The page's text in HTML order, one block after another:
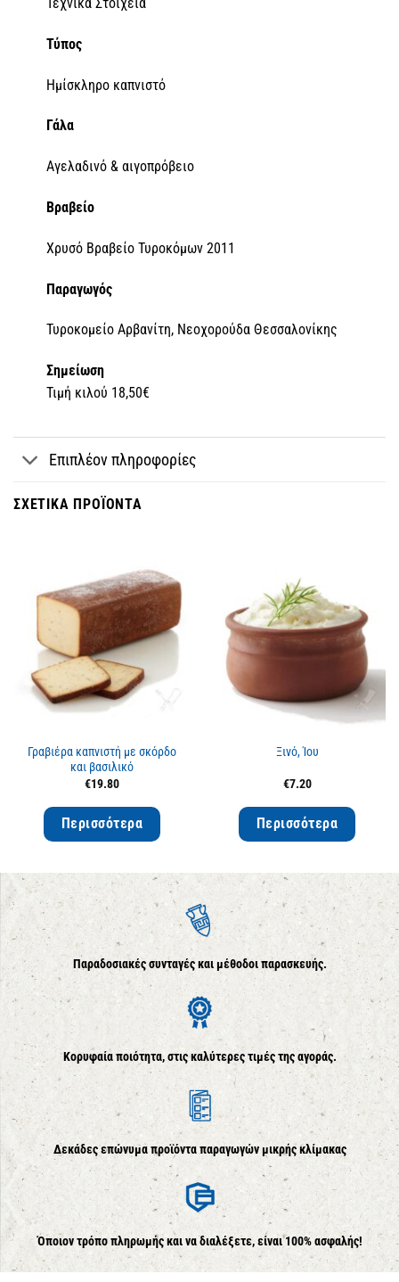
Τύπος
Ημίσκληρο καπνιστό
Γάλα
Αγελαδινό & αιγοπρόβειο
Βραβείο
Χρυσό Βραβείο Τυροκόμων 2011
Παραγωγός
Τυροκομείο Αρβανίτη, Νεοχορούδα Θεσσαλονίκης
Σημείωση
Τιμή κιλού 18,50€
Επιπλέον πληροφορίες
ΣΧΕΤΙΚΆ ΠΡΟΪΌΝΤΑ
Γραβιέρα καπνιστή με σκόρδο
και βασιλικό
€19.80
Περισσότερα
Εξαντλημένο
Ξινό, Ίου
€7.20
Περισσότερα
Παραδοσιακές συνταγές και μέθοδοι παρασκευής.
Κορυφαία ποιότητα, στις καλύτερες τιμές της αγοράς.
Δεκάδες επώνυμα προϊόντα παραγωγών μικρής κλίμακας
Όποιον τρόπο πληρωμής και να διαλέξετε, είναι 100% ασφαλής!